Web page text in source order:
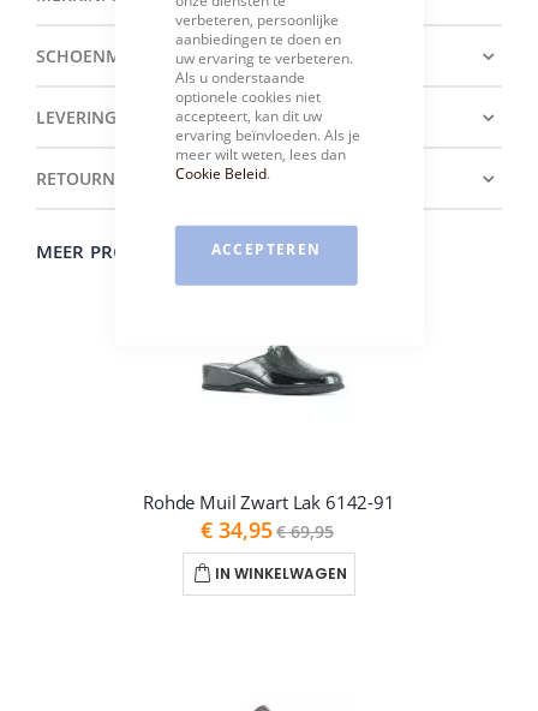
verbeteren, persoonlijke
aanbiedingen te doen en
uw ervaring te verbeteren.
Als u onderstaande
optionele cookies niet
accepteert, kan dit uw
ervaring beïnvloeden. Als je
meer wilt weten, lees dan
Cookie Beleid.
ACCEPTEREN
SCHOENMATENTABEL
LEVERING
RETOURNEREN
MEER PRODUCTEN VAN HET MERK ROHDE
Rohde Muil Zwart Lak 6142-91
As
low
as
€ 34,95€ 69,95
IN WINKELWAGEN